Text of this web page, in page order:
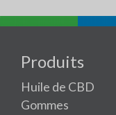
Produits
Huile de CBD
Gommes